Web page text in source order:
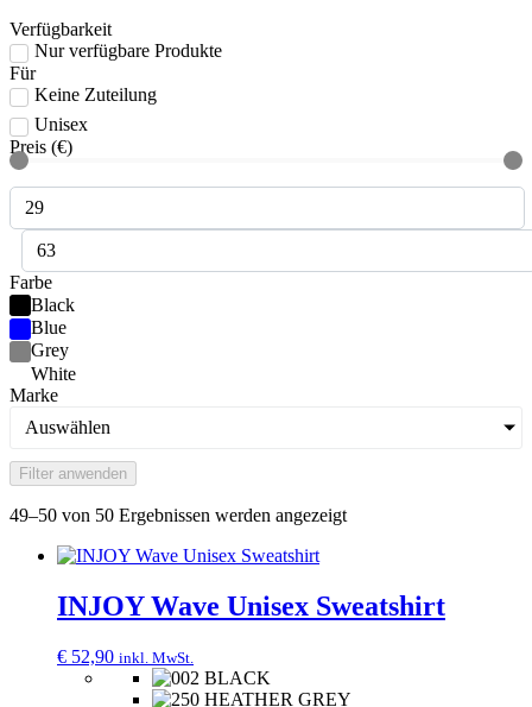
Verfügbarkeit
Nur verfügbare Produkte
Für
Keine Zuteilung
Unisex
Preis (€)
Farbe
Black
Blue
Grey
White
Marke
Auswählen
Filter anwenden
49–50 von 50 Ergebnissen werden angezeigt
INJOY Wave Unisex Sweatshirt
€ 52,90 inkl. MwSt.